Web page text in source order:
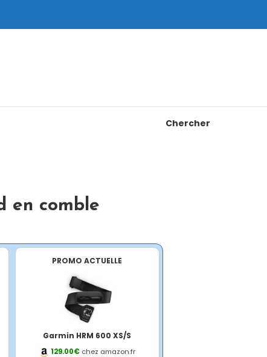
Chercher
en comble
PROMO ACTUELLE
Garmin HRM 600 XS/S
129.00€chez amazon.fr